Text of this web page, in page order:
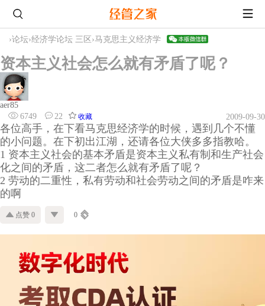
›论坛›经济学论坛 三区 ›马克思主义经济学
资本主义社会怎么就有矛盾了呢？
aer85
6749
22 收藏 2009-09-30
各位高手，在下看马克思经济学的时候，遇到几个不懂
的小问题。在下初出江湖，还请各位大侠多多指教哈。
1 资本主义社会的基本矛盾是资本主义私有制和生产社会
化之间的矛盾，这二者怎么就有矛盾了呢？
2 劳动的二重性，私有劳动和社会劳动之间的矛盾是咋来
的啊
点赞 0 0